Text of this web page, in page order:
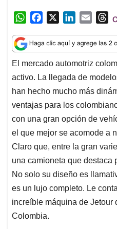
W
a
t
s
A
p
p
c
e
b
o
o
k
n
k
e
d
I
n
a
i
l
T
r
e
a
d
s
El mercado automotriz
activo. La llegada de
han hecho mucho más
ventajas para los
con una gran opción de
el que mejor se acomode a
Claro que, entre la gran
una camioneta que destaca
No solo su diseño es
es un lujo completo. Le
increíble máquina de Jetour
Colombia.